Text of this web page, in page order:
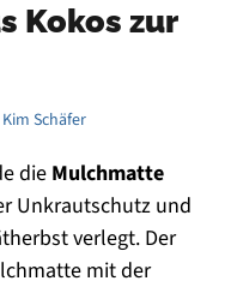
Kokos zur
Kim Schäfer
die Mulchmatte
Unkrautschutz und
verlegt. Der
mit der